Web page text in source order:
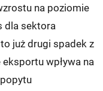
na poziomie
dla sektora
już drugi spadek z
eksportu wpływa na